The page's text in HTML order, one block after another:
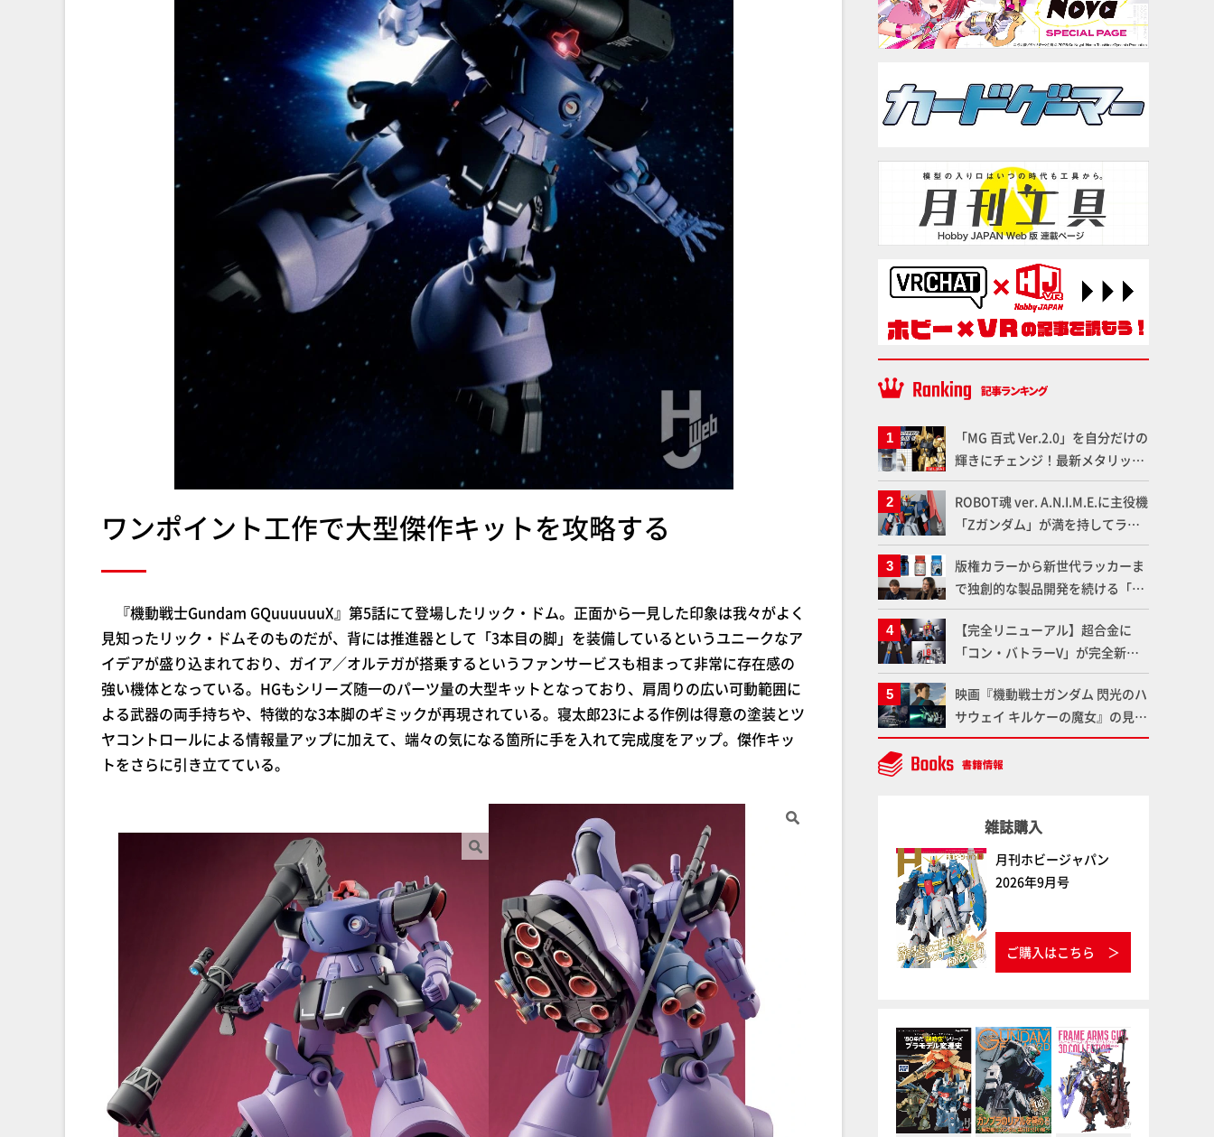
ワンポイント工作で大型傑作キットを攻略する
『機動戦士Gundam GQuuuuuuX』第5話にて登場したリック・ドム。正面から一見した印象は我々がよく
見知ったリック・ドムそのものだが、背には推進器として「3本目の脚」を装備しているというユニークなア
イデアが盛り込まれており、ガイア／オルテガが搭乗するというファンサービスも相まって非常に存在感の
強い機体となっている。HGもシリーズ随一のパーツ量の大型キットとなっており、肩周りの広い可動範囲に
よる武器の両手持ちや、特徴的な3本脚のギミックが再現されている。寝太郎23による作例は得意の塗装とツ
ヤコントロールによる情報量アップに加えて、端々の気になる箇所に手を入れて完成度をアップ。傑作キッ
トをさらに引き立てている。
「MG 百式 Ver.2.0」を自分だけの
輝きにチェンジ！最新メタリック
塗料を使ってより金属感を増した
仕上がりに!!【試し読み】
ROBOT魂 ver. A.N.I.M.E.に主役機
「Zガンダム」が満を持してライ
ンナップ！ウェイブライダーへの
変形、劇中どおりのプロポーショ
ンを再現【機動戦士Zガンダム】
版権カラーから新世代ラッカーま
で独創的な製品開発を続ける「ガ
イアノーツ」に塗料開発の裏側と
ラッカー塗料の未来についてイン
タビュー！
【完全リニューアル】超合金に
「コン・バトラーV」が完全新規
造形で登場！気になる仕様を試作
品の撮り下ろしでご紹介!!さらに
「大鉄人17」＆「ワンエイト」セ
ット情報もお届け！【超合金の
魂】
映画『機動戦士ガンダム 閃光のハ
サウェイ キルケーの魔女』の見放
題配信が8月31日（月）よりスタ
ート！Prime Videoで国内独占配
雑誌購入
月刊ホビージャパン
2026年9月号
ご購入はこちら